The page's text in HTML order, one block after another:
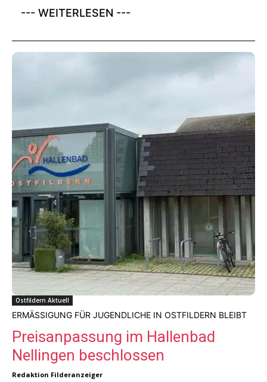
--- WEITERLESEN ---
Ostfildern Aktuell
ERMÄSSIGUNG FÜR JUGENDLICHE IN OSTFILDERN BLEIBT
Preisanpassung im Hallenbad
Nellingen beschlossen
Redaktion Filderanzeiger